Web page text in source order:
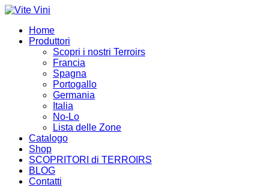
Home
Produttori
Scopri i nostri Terroirs
Francia
Spagna
Portogallo
Germania
Italia
No-Lo
Lista delle Zone
Catalogo
Shop
SCOPRITORI di TERROIRS
BLOG
Contatti